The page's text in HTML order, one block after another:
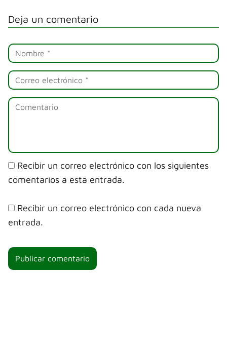
Deja un comentario
Recibir un correo electrónico con los siguientes
comentarios a esta entrada.
Recibir un correo electrónico con cada nueva
entrada.